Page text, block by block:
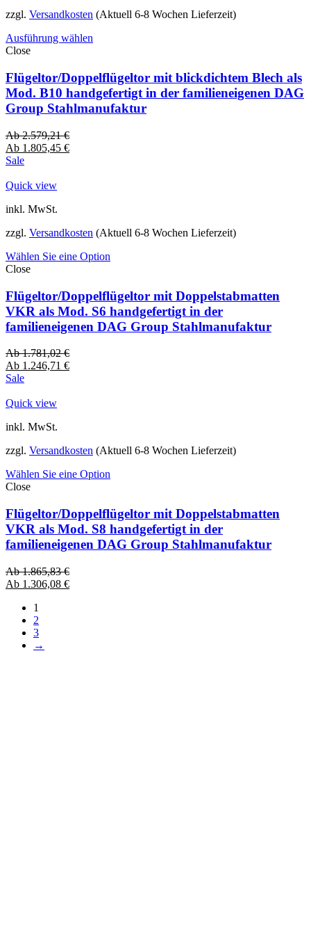
zzgl. Versandkosten (Aktuell 6-8 Wochen Lieferzeit)
Ausführung wählen
Close
Flügeltor/Doppelflügeltor mit blickdichtem Blech als
Mod. B10 handgefertigt in der familieneigenen DAG
Group Stahlmanufaktur
Ab2.579,21€
Ab 1.805,45 €
Sale
Quick view
inkl. MwSt.
zzgl. Versandkosten (Aktuell 6-8 Wochen Lieferzeit)
Wählen Sie eine Option
Close
Flügeltor/Doppelflügeltor mit Doppelstabmatten
VKR als Mod. S6 handgefertigt in der
familieneigenen DAG Group Stahlmanufaktur
Ab1.781,02€
Ab 1.246,71 €
Sale
Quick view
inkl. MwSt.
zzgl. Versandkosten (Aktuell 6-8 Wochen Lieferzeit)
Wählen Sie eine Option
Close
Flügeltor/Doppelflügeltor mit Doppelstabmatten
VKR als Mod. S8 handgefertigt in der
familieneigenen DAG Group Stahlmanufaktur
Ab1.865,83€
Ab 1.306,08 €
1
2
3
→